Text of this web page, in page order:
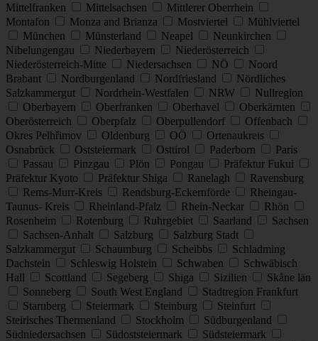
Mittelfranken
Mittelsachsen
Mittlerer Oberrhein
Montafon
Monza and Brianza Mostviertel
Mühlviertel
München
Münsterland Neapel
Neunkirchen
Nibelungengau
Niederbayern
Niederösterreich
Niederösterreich-Mitte
Niedersachsen NÖ
Noord
Brabant
Nordburgenland Nordfriesland
Nördliches
Salzkammergut
Nordrhein-Westfalen NRW
Nullregion
Oberbayern
Oberfranken Oberhavel
Oberkärnten
Oberösterreich
Oberpfalz Oberpullendorf
Offenbach
Okres Pelhřimov
Oldenburg OÖ
Ortenaukreis
Osnabrück
Oststeiermark Osttirol Paderborn
Paris
Passau
Pinzgau Plön Pongau
Präfektur Fukui
Präfektur Kyoto
Präfektur Shiga Ranelagh
Ravensburg
Rems-Murr-Kreis
Rendsburg-Eckernförde
Rheingau-
Taunus- Kreis
Rheinland-Pfalz Rhein-Neckar
Rhön
Rosenheim
Rotenburg Ruhrgebiet Saarland
Sachsen
Sachsen-Anhalt
Salzburg
Salzburg Stadt
Salzkammergut
Schaumburg Scheibbs
Schladming
Dachstein
Schleswig Holstein Schwaben
Schwäbisch
Hall
Scottland Segeberg Shiga Sizilien
Skåne län
Sonneberg
South West England
Stadtregion Frankfurt
Starnberg
Steiermark Steinburg
Steinfurt
Steirisches Thermenland
Stockholm
Südburgenland
Südniedersachsen
Südoststeiermark
Südsteiermark